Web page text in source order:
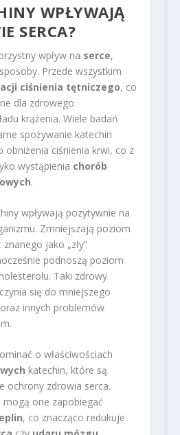
WPŁYWAJĄ
SERCA?
wpływ na serce,
Przede wszystkim
ciśnienia tętniczego, co
dla zdrowego
krążenia. Wiele badań
spożywanie katechin
obniżenia ciśnienia krwi, co z
wystąpienia chorób
.
wpływają pozytywnie na
Zmniejszają poziom
, znanego jako „zły”
podnoszą poziom
Taki zdrowy
się do mniejszego
innych problemów
o właściwościach
katechin, które są
ochrony zdrowia serca.
one zapobiegać
, co znacząco redukuje